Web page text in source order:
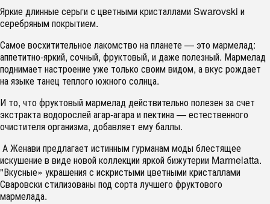
Яркие длинные серьги с цветными кристаллами Swarovski и
серебряным покрытием.
Самое восхитительное лакомство на планете — это мармелад:
аппетитно-яркий, сочный, фруктовый, и даже полезный. Мармелад
поднимает настроение уже только своим видом, а вкус рождает
на языке танец теплого южного солнца.
И то, что фруктовый мармелад действительно полезен за счет
экстракта водорослей агар-агара и пектина — естественного
очистителя организма, добавляет ему баллы.
А Женави предлагает истинным гурманам моды блестящее
искушение в виде новой коллекции яркой бижутерии Marmelatta.
"Вкусные» украшения с искристыми цветными кристаллами
Сваровски стилизованы под сорта лучшего фруктового
мармелада.